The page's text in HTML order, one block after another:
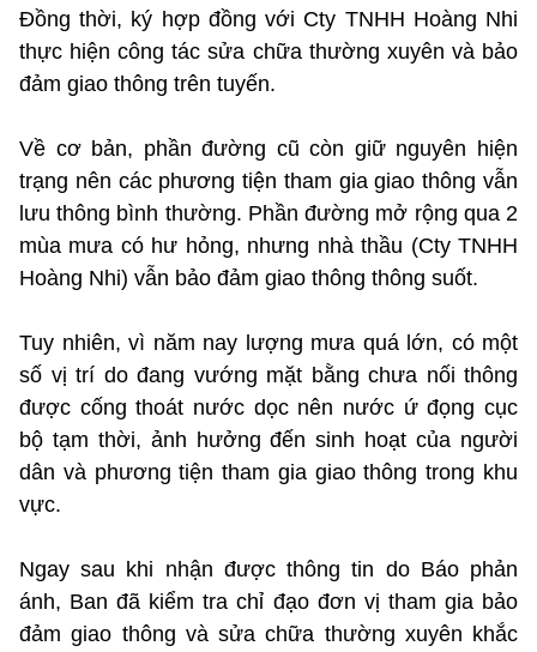
Đồng thời, ký hợp đồng với Cty TNHH Hoàng Nhi
thực hiện công tác sửa chữa thường xuyên và bảo
đảm giao thông trên tuyến.
Về cơ bản, phần đường cũ còn giữ nguyên hiện
trạng nên các phương tiện tham gia giao thông vẫn
lưu thông bình thường. Phần đường mở rộng qua 2
mùa mưa có hư hỏng, nhưng nhà thầu (Cty TNHH
Hoàng Nhi) vẫn bảo đảm giao thông thông suốt.
Tuy nhiên, vì năm nay lượng mưa quá lớn, có một
số vị trí do đang vướng mặt bằng chưa nối thông
được cống thoát nước dọc nên nước ứ đọng cục
bộ tạm thời, ảnh hưởng đến sinh hoạt của người
dân và phương tiện tham gia giao thông trong khu
vực.
Ngay sau khi nhận được thông tin do Báo phản
ánh, Ban đã kiểm tra chỉ đạo đơn vị tham gia bảo
đảm giao thông và sửa chữa thường xuyên khắc